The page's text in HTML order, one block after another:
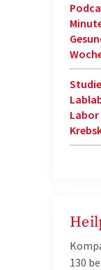
Labor
130